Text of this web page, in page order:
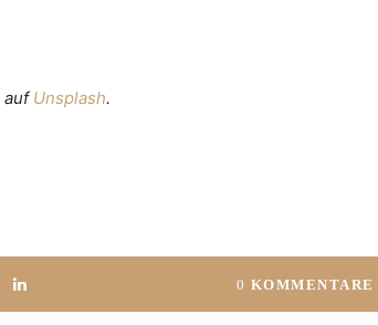
auf Unsplash.
0 KOMMENTARE